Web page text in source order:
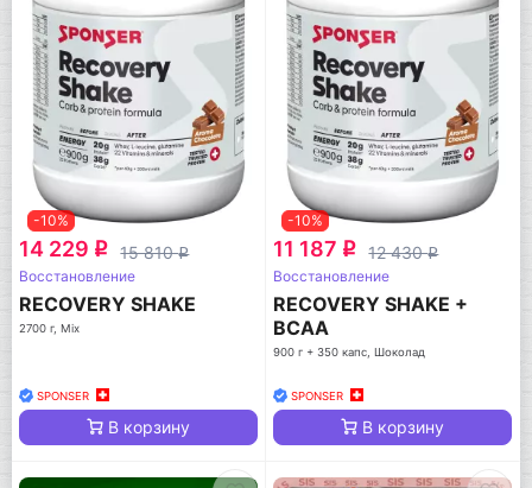
-10%
14 229 q 15 810q
Восстановление
RECOVERY SHAKE
2700 г, Mix
SPONSER
В корзину
-10%
11 187 q 12 430q
Восстановление
RECOVERY SHAKE +
BCAA
900 г + 350 капс, Шоколад
SPONSER
В корзину